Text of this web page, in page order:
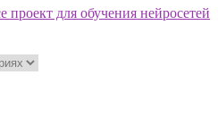
для обучения нейросетей